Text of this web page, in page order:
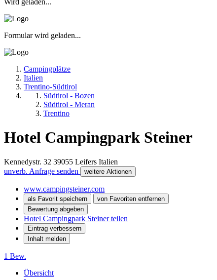
Formular wird geladen...
Campingplätze
Italien
Trentino-Südtirol
Südtirol - Bozen
Südtirol - Meran
Trentino
Hotel Campingpark Steiner
Kennedystr. 32 39055 Leifers Italien
unverb. Anfrage senden
weitere Aktionen
www.campingsteiner.com
als Favorit speichern
von Favoriten entfernen
Bewertung abgeben
Hotel Campingpark Steiner teilen
Eintrag verbessern
Inhalt melden
1 Bew.
Übersicht